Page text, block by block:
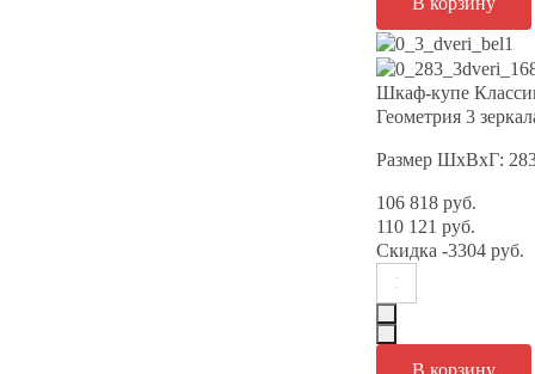
Шкаф-купе
Геометрия 3
Размер ШхВхГ:
106 818 руб.
110 121 руб.
Скидка -3304 руб.